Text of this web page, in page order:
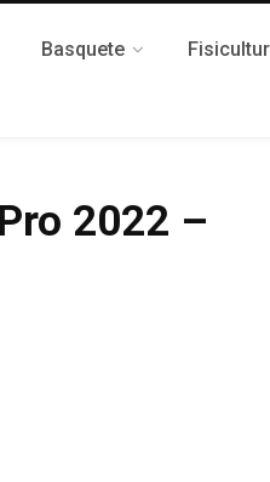
Basquete
2022 –